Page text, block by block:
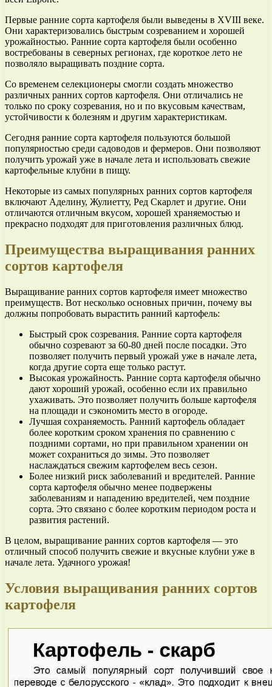
Первые ранние сорта картофеля были выведены в XVIII веке.
Они характеризовались быстрым созреванием и хорошей
урожайностью. Ранние сорта картофеля были особенно
востребованы в северных регионах, где короткое лето не
позволяло выращивать поздние сорта.
Со временем селекционеры смогли создать множество
различных ранних сортов картофеля. Они отличались не
только по сроку созревания, но и по вкусовым качествам,
устойчивости к болезням и другим характеристикам.
Сегодня ранние сорта картофеля пользуются большой
популярностью среди садоводов и фермеров. Они позволяют
получить урожай уже в начале лета и использовать свежие
картофельные клубни в пищу.
Некоторые из самых популярных ранних сортов картофеля
включают Аделину, Жулиетту, Ред Скарлет и другие. Они
отличаются отличным вкусом, хорошей храняемостью и
прекрасно подходят для приготовления различных блюд.
Преимущества выращивания ранних
сортов картофеля
Выращивание ранних сортов картофеля имеет множество
преимуществ. Вот несколько основных причин, почему вы
должны попробовать вырастить ранний картофель:
Быстрый срок созревания. Ранние сорта картофеля
обычно созревают за 60-80 дней после посадки. Это
позволяет получить первый урожай уже в начале лета,
когда другие сорта еще только растут.
Высокая урожайность. Ранние сорта картофеля обычно
дают хороший урожай, особенно если их правильно
ухаживать. Это позволяет получить больше картофеля
на площади и сэкономить место в огороде.
Лучшая сохраняемость. Ранний картофель обладает
более коротким сроком хранения по сравнению с
поздними сортами, но при правильном хранении он
может сохраниться до зимы. Это позволяет
наслаждаться свежим картофелем весь сезон.
Более низкий риск заболеваний и вредителей. Ранние
сорта картофеля обычно менее подвержены
заболеваниям и нападению вредителей, чем поздние
сорта. Это связано с более коротким периодом роста и
развития растений.
В целом, выращивание ранних сортов картофеля — это
отличный способ получить свежие и вкусные клубни уже в
начале лета. Удачного урожая!
Условия выращивания ранних сортов
картофеля